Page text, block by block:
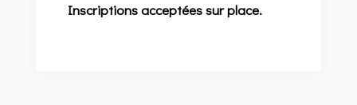
Inscriptions acceptées sur place.